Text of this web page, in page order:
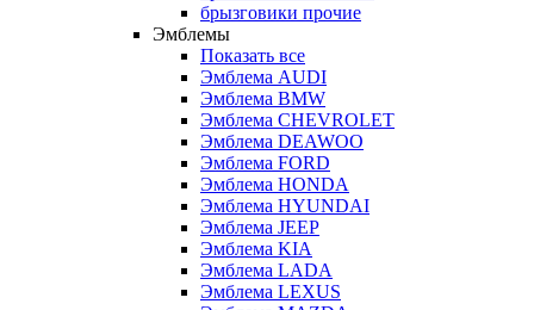
брызговики прочие
Эмблемы
Показать все
Эмблема AUDI
Эмблема BMW
Эмблема CHEVROLET
Эмблема DEAWOO
Эмблема FORD
Эмблема HONDA
Эмблема HYUNDAI
Эмблема JEEP
Эмблема KIA
Эмблема LADA
Эмблема LEXUS